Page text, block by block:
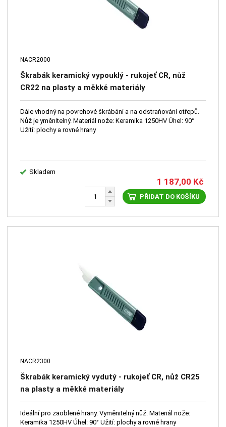
NACR2000
Škrabák keramický vypouklý - rukojeť CR, nůž
CR22 na plasty a měkké materiály
Dále vhodný na povrchové škrábání a na odstraňování otřepů.
Nůž je yměnitelný. Materiál nože: Keramika 1250HV Úhel: 90°
Užití: plochy a rovné hrany
Skladem
1 187,00 Kč
PŘIDAT DO KOŠÍKU
NACR2300
Škrabák keramický vydutý - rukojeť CR, nůž CR25
na plasty a měkké materiály
Ideální pro zaoblené hrany. Vyměnitelný nůž. Materiál nože:
Keramika 1250HV Úhel: 90° Užití: plochy a rovné hrany